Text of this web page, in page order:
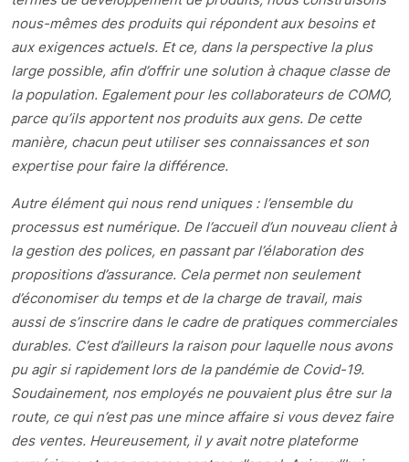
nous-mêmes des produits qui répondent aux besoins et
aux exigences actuels. Et ce, dans la perspective la plus
large possible, afin d’offrir une solution à chaque classe de
la population. Egalement pour les collaborateurs de COMO,
parce qu’ils apportent nos produits aux gens. De cette
manière, chacun peut utiliser ses connaissances et son
expertise pour faire la différence.
Autre élément qui nous rend uniques : l’ensemble du
processus est numérique. De l’accueil d’un nouveau client à
la gestion des polices, en passant par l’élaboration des
propositions d’assurance. Cela permet non seulement
d’économiser du temps et de la charge de travail, mais
aussi de s’inscrire dans le cadre de pratiques commerciales
durables. C’est d’ailleurs la raison pour laquelle nous avons
pu agir si rapidement lors de la pandémie de Covid-19.
Soudainement, nos employés ne pouvaient plus être sur la
route, ce qui n’est pas une mince affaire si vous devez faire
des ventes. Heureusement, il y avait notre plateforme